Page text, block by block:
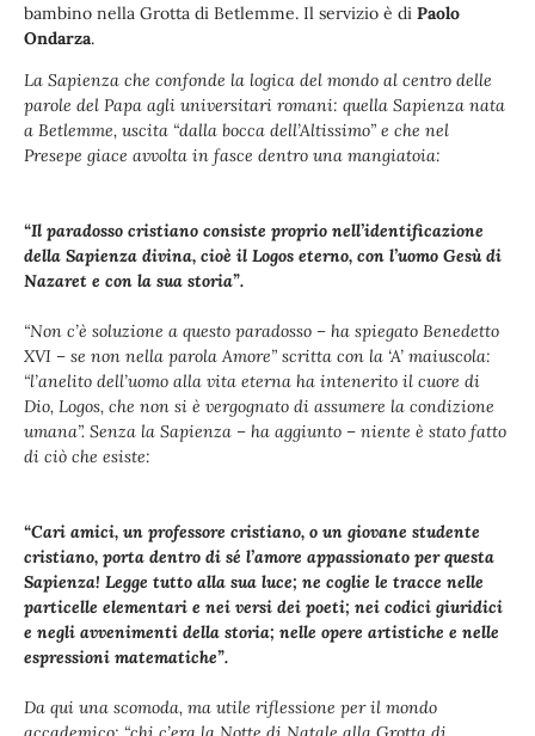
bambino nella Grotta di Betlemme. Il servizio è di Paolo
Ondarza.
La Sapienza che confonde la logica del mondo al centro delle
parole del Papa agli universitari romani: quella Sapienza nata
a Betlemme, uscita “dalla bocca dell’Altissimo” e che nel
Presepe giace avvolta in fasce dentro una mangiatoia:
“Il paradosso cristiano consiste proprio nell’identificazione
della Sapienza divina, cioè il Logos eterno, con l’uomo Gesù di
Nazaret e con la sua storia”.
“Non c’è soluzione a questo paradosso – ha spiegato Benedetto
XVI – se non nella parola Amore” scritta con la ‘A’ maiuscola:
“l’anelito dell’uomo alla vita eterna ha intenerito il cuore di
Dio, Logos, che non si è vergognato di assumere la condizione
umana”. Senza la Sapienza – ha aggiunto – niente è stato fatto
di ciò che esiste:
“Cari amici, un professore cristiano, o un giovane studente
cristiano, porta dentro di sé l’amore appassionato per questa
Sapienza! Legge tutto alla sua luce; ne coglie le tracce nelle
particelle elementari e nei versi dei poeti; nei codici giuridici
e negli avvenimenti della storia; nelle opere artistiche e nelle
espressioni matematiche”.
Da qui una scomoda, ma utile riflessione per il mondo